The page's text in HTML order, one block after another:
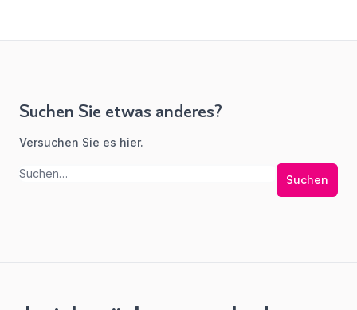
Suchen Sie etwas anderes?
Versuchen Sie es hier.
Suchen